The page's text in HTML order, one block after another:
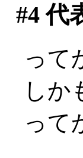
#4代
って
しか
って